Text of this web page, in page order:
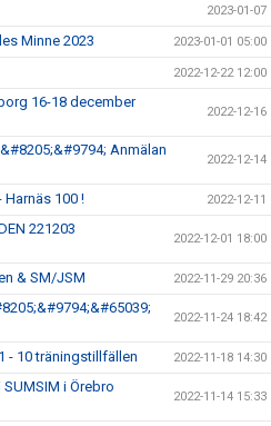
2023-01-07
Minne 2023 2023-01-01 05:00
2022-12-22 12:00
16-18 december
2022-12-16
Anmälan
2022-12-14
100 ! 2022-12-11
221203
2022-12-01 18:00
& SM/JSM 2022-11-29 20:36
2022-11-24 18:42
- 10 träningstillfällen 2022-11-18 14:30
i Örebro
2022-11-14 15:33